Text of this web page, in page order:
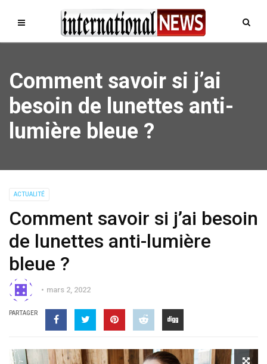
Comment savoir si j’ai
besoin de lunettes anti-
lumière bleue ?
ACTUALITÉ
Comment savoir si j’ai besoin
de lunettes anti-lumière
bleue ?
mars 2, 2022
PARTAGER